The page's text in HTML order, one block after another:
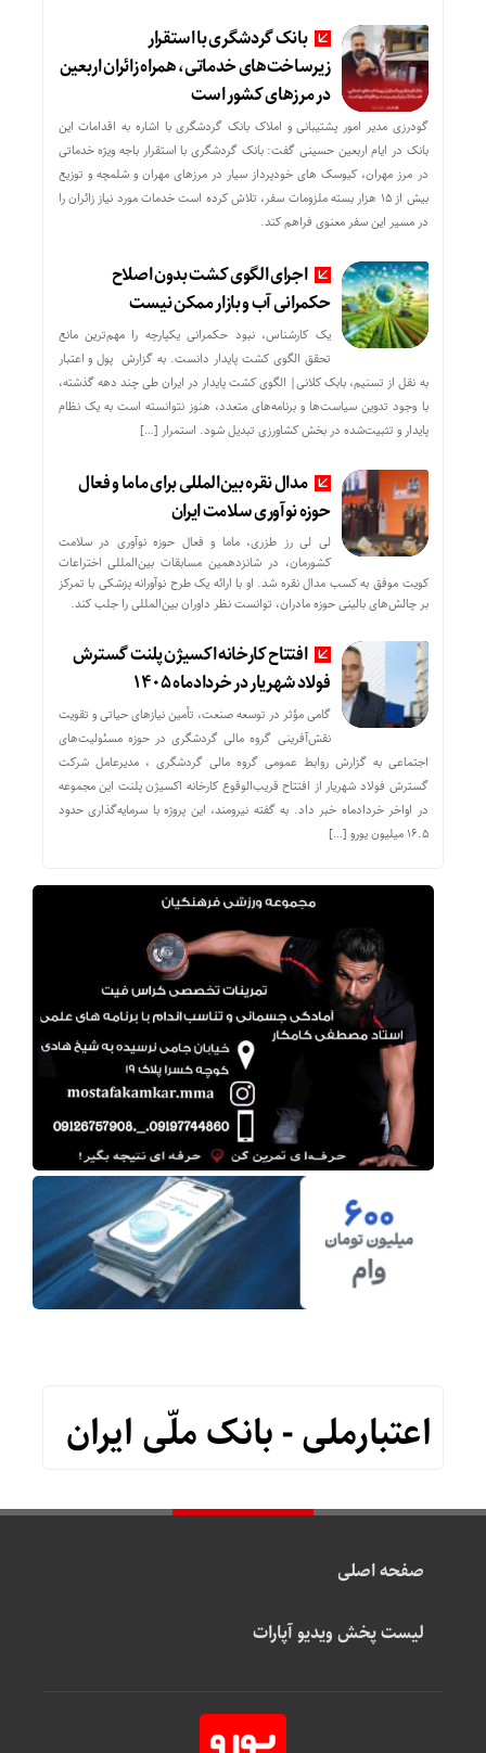
بانک گردشگری با استقرار
زیرساخت‌های خدماتی، همراه زائران اربعین
در مرزهای کشور است
گودرزی مدیر امور پشتیبانی و املاک بانک گردشگری با اشاره به اقدامات این
بانک در ایام اربعین حسینی گفت: بانک گردشگری با استقرار باجه ویژه خدماتی
در مرز مهران، کیوسک های خودپرداز سیار در مرزهای مهران و شلمچه و توزیع
بیش از ۱۵ هزار بسته ملزومات سفر، تلاش کرده است خدمات مورد نیاز زائران را
در مسیر این سفر معنوی فراهم کند.
اجرای الگوی کشت بدون اصلاح
حکمرانی آب و بازار ممکن نیست
یک کارشناس، نبود حکمرانی یکپارچه را مهم‌ترین مانع
تحقق الگوی کشت پایدار دانست. به گزارش پول و اعتبار
به نقل از تسنیم، بابک کلانی| الگوی کشت پایدار در ایران طی چند دهه گذشته،
با وجود تدوین سیاست‌ها و برنامه‌های متعدد، هنوز نتوانسته است به یک نظام
پایدار و تثبیت‌شده در بخش کشاورزی تبدیل شود. استمرار […]
مدال نقره بین‌المللی برای ماما و فعال
حوزه نوآوری سلامت ایران
لی لی رز طزری، ماما و فعال حوزه نوآوری در سلامت
کشورمان، در شانزدهمین مسابقات بین‌المللی اختراعات
کویت موفق به کسب مدال نقره شد. او با ارائه یک طرح نوآورانه پزشکی با تمرکز
بر چالش‌های بالینی حوزه مادران، توانست نظر داوران بین‌المللی را جلب کند.
افتتاح کارخانه اکسیژن پلنت گسترش
فولاد شهریار در خردادماه ۱۴۰۵
گامی مؤثر در توسعه صنعت، تأمین نیازهای حیاتی و تقویت
نقش‌آفرینی گروه مالی گردشگری در حوزه مسئولیت‌های
اجتماعی به گزارش روابط عمومی گروه مالی گردشگری ، مدیرعامل شرکت
گسترش فولاد شهریار از افتتاح قریب‌الوقوع کارخانه اکسیژن پلنت این مجموعه
در اواخر خردادماه خبر داد. به گفته نیرومند، این پروژه با سرمایه‌گذاری حدود
۱۶.۵ میلیون یورو […]
اعتبارملی - بانک ملّی ایران
صفحه اصلی
لیست پخش ویدیو آپارات